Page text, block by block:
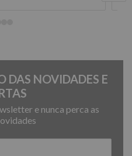
DAS NOVIDADES E
e nunca perca as